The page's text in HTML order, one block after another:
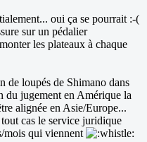
oui ça se pourrait :-(
sur un pédalier
les plateaux à chaque
de loupés de Shimano dans
du jugement en Amérique la
alignée en Asie/Europe...
cas le service juridique
mois qui viennent